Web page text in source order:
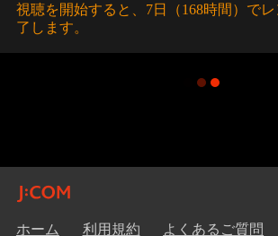
視聴を開始すると、7日（168時間）で
了します。
ホーム 利用規約 よくあるご質問